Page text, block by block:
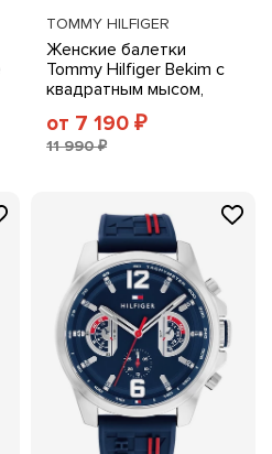
TOMMY HILFIGER
Женские балетки
Tommy Hilfiger Bekim с
квадратным мысом,
от 7 190 ₽
11 990 ₽